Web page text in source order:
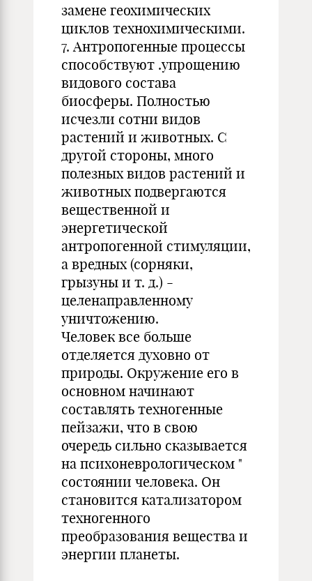
замене геохимических
циклов технохимическими.
7. Антропогенные процессы
способствуют .упрощению
видового состава
биосферы. Полностью
исчезли сотни видов
растений и животных. С
другой стороны, много
полезных видов растений и
животных подвергаются
вещественной и
энергетической
антропогенной стимуляции,
а вредных (сорняки,
грызуны и т. д.) -
целенаправленному
уничтожению.
Человек все больше
отделяется духовно от
природы. Окружение его в
основном начинают
составлять техногенные
пейзажи, что в свою
очередь сильно сказывается
на психоневрологическом "
состоянии человека. Он
становится катализатором
техногенного
преобразования вещества и
энергии планеты.